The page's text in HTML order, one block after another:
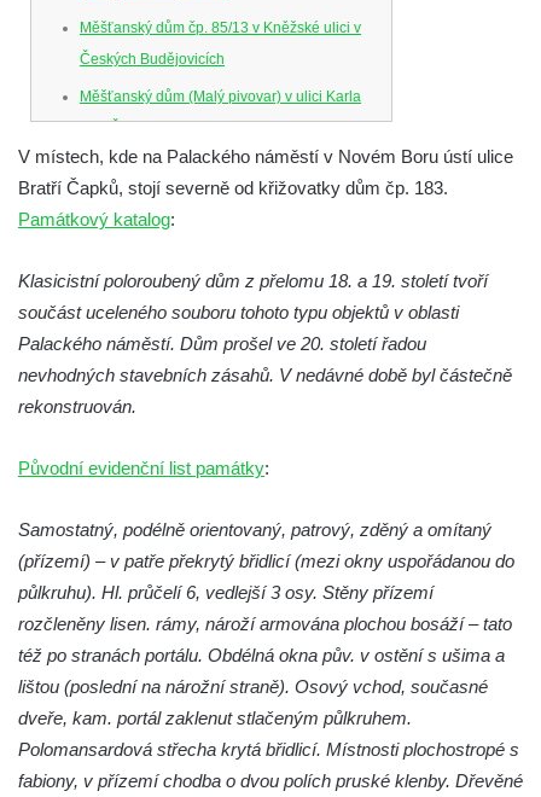
Měšťanský dům čp. 85/13 v Kněžské ulici v
Českých Budějovicích
Měšťanský dům (Malý pivovar) v ulici Karla
IV. v Českých Budějovicích
Dům U Ferusů na Senovážném náměstí v
Českých Budějovicích
Solnice na Piaristickém náměstí v Českých
Biskupská rezidence v Českých
Budějovicích
Dům čp. 20 ve Velešíně, zvaný U Kantůrků
či Kaplanka
Budova spořitelny čp. 1127/1 a 1127/25 v
Gymnázium v Rumburku
Budova čp. 1066/3 (Základní škola Tyršova)
v Rumburku
Dům čp. 100/5 na Lužickém náměstí v
Rumburku
Dům čp. 105/10 na Lužickém náměstí v
V místech, kde na Palackého náměstí v Novém Boru ústí ulice
Bratří Čapků, stojí severně od křižovatky dům čp. 183.
Památkový katalog:
Klasicistní poloroubený dům z přelomu 18. a 19. století tvoří
součást uceleného souboru tohoto typu objektů v oblasti
Palackého náměstí. Dům prošel ve 20. století řadou
nevhodných stavebních zásahů. V nedávné době byl částečně
rekonstruován.
Původní evidenční list památky:
Samostatný, podélně orientovaný, patrový, zděný a omítaný
(přízemí) – v patře překrytý břidlicí (mezi okny uspořádanou do
půlkruhu). Hl. průčelí 6, vedlejší 3 osy. Stěny přízemí
rozčleněny lisen. rámy, nároží armována plochou bosáží – tato
též po stranách portálu. Obdélná okna pův. v ostění s ušima a
lištou (poslední na nárožní straně). Osový vchod, současné
dveře, kam. portál zaklenut stlačeným půlkruhem.
Polomansardová střecha krytá břidlicí. Místnosti plochostropé s
fabiony, v přízemí chodba o dvou polích pruské klenby. Dřevěné